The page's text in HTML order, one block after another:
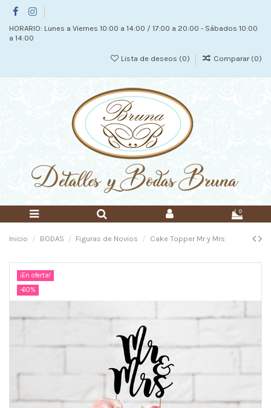
HORARIO: Lunes a Viernes 10:00 a 14:00 / 17:00 a 20:00 - Sábados 10:00
a 14:00
Lista de deseos (0) Comparar (0)
0
Inicio BODAS Figuras de Novios Cake Topper Mr y Mrs
¡En oferta!
-60%